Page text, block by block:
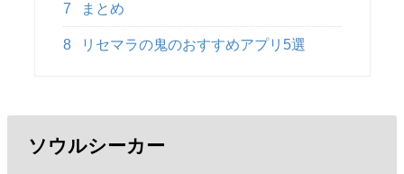
7 まとめ
8 リセマラの鬼のおすすめアプリ5選
ソウルシーカー